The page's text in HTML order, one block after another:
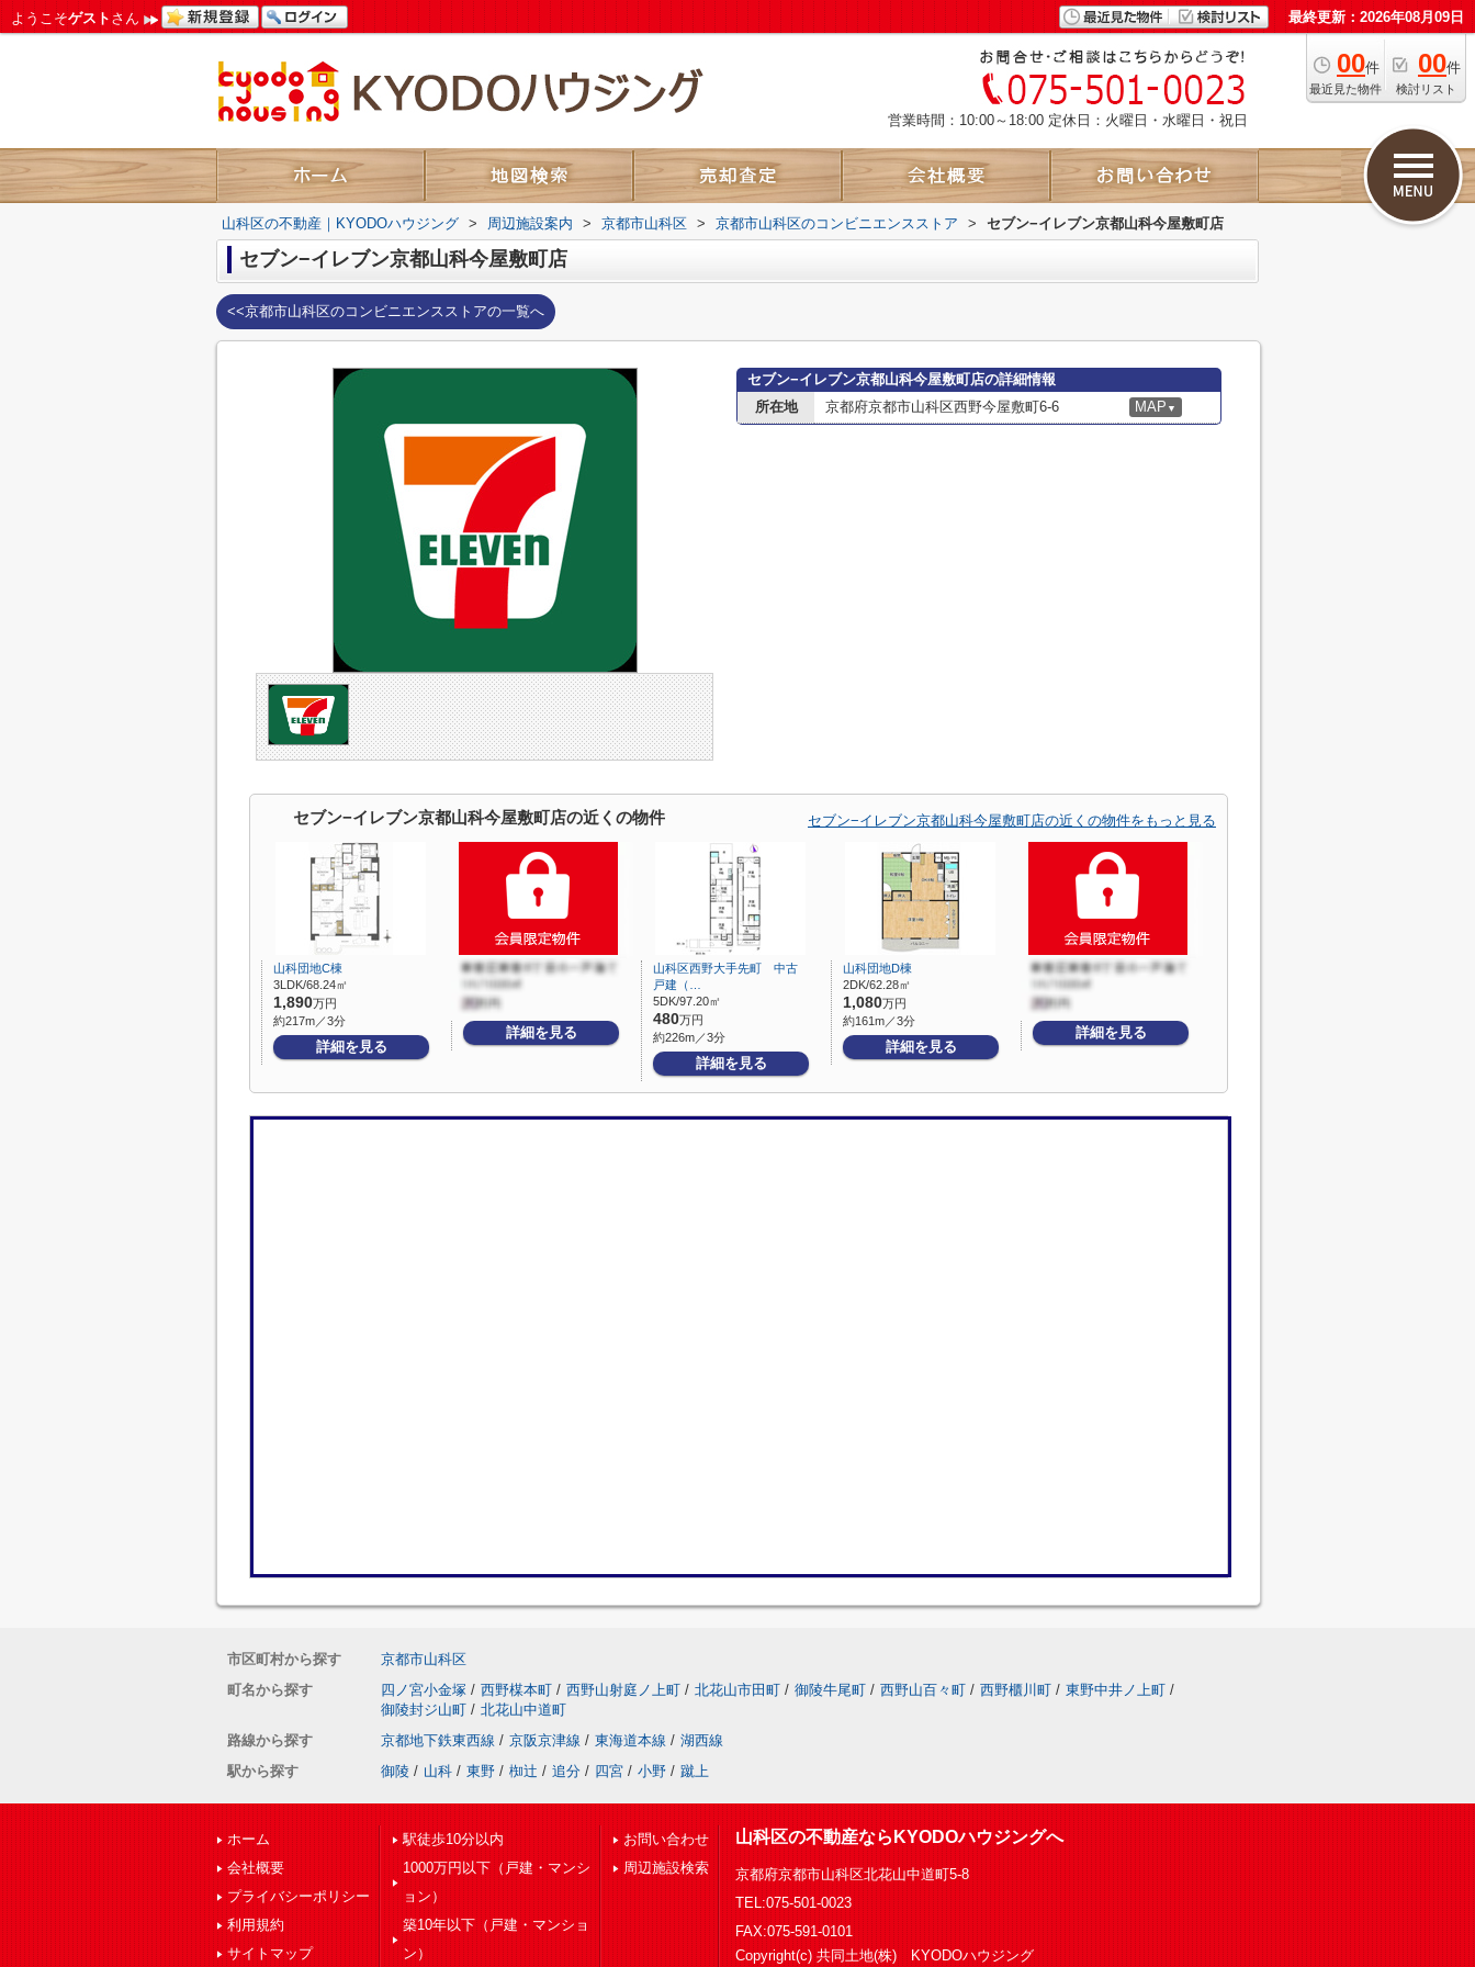
ようこそゲストさん 最終更新：2026年08月09日
00件
最近見た物件
00件
検討リスト
営業時間：10:00～18:00 定休日：火曜日・水曜日・祝日
山科区の不動産｜KYODOハウジング > 周辺施設案内 > 京都市山科区 > 京都市山科区のコンビニエンスストア > セブン−イレブン京都山科今屋敷町店
セブン−イレブン京都山科今屋敷町店
<<京都市山科区のコンビニエンスストアの一覧へ
セブン−イレブン京都山科今屋敷町店の詳細情報
所在地
京都府京都市山科区西野今屋敷町6-6 MAP ▼
セブン−イレブン京都山科今屋敷町店の近くの物件 セブン−イレブン京都山科今屋敷町店の近くの物件をもっと見る
山科団地C棟
3LDK/68.24㎡
1,890万円
約217m／3分
詳細を見る
詳細を見る
山科区西野大手先町 中古
戸建（…
5DK/97.20㎡
480万円
約226m／3分
詳細を見る
山科団地D棟
2DK/62.28㎡
1,080万円
約161m／3分
詳細を見る
詳細を見る
市区町村から探す
京都市山科区
町名から探す
四ノ宮小金塚 / 西野楳本町 / 西野山射庭ノ上町 / 北花山市田町 / 御陵牛尾町 / 西野山百々町 / 西野櫃川町 / 東野中井ノ上町 /
御陵封ジ山町 / 北花山中道町
路線から探す
京都地下鉄東西線 / 京阪京津線 / 東海道本線 / 湖西線
駅から探す
御陵 / 山科 / 東野 / 椥辻 / 追分 / 四宮 / 小野 / 蹴上
ホーム
会社概要
プライバシーポリシー
利用規約
サイトマップ
駅徒歩10分以内
1000万円以下（戸建・マンシ
ョン）
築10年以下（戸建・マンショ
ン）
お問い合わせ
周辺施設検索
山科区の不動産ならKYODOハウジングへ
京都府京都市山科区北花山中道町5-8
TEL:075-501-0023
FAX:075-591-0101
Copyright(c) 共同土地(株) KYODOハウジング